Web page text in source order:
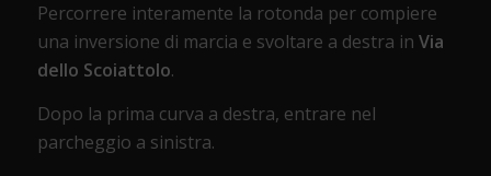
Percorrere interamente la rotonda per compiere
una inversione di marcia e svoltare a destra in Via
dello Scoiattolo.
Dopo la prima curva a destra, entrare nel
parcheggio a sinistra.